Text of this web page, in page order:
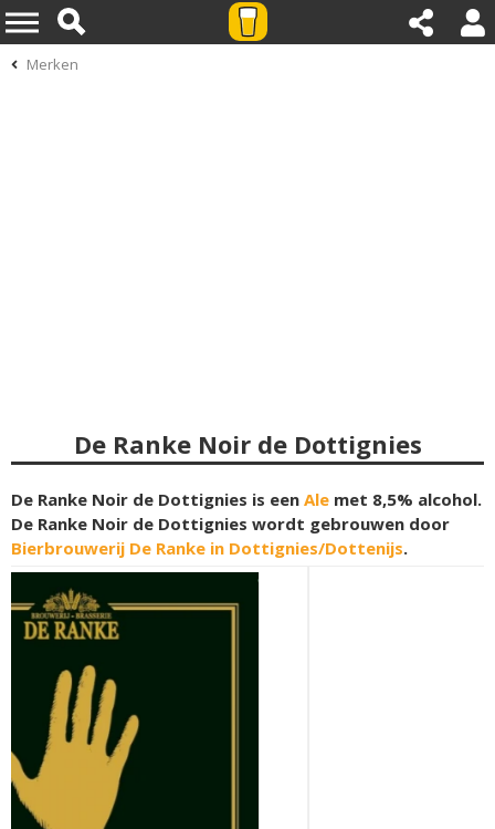
Merken
De Ranke Noir de Dottignies
De Ranke Noir de Dottignies is een Ale met 8,5% alcohol.
De Ranke Noir de Dottignies wordt gebrouwen door
Bierbrouwerij De Ranke in Dottignies/Dottenijs.